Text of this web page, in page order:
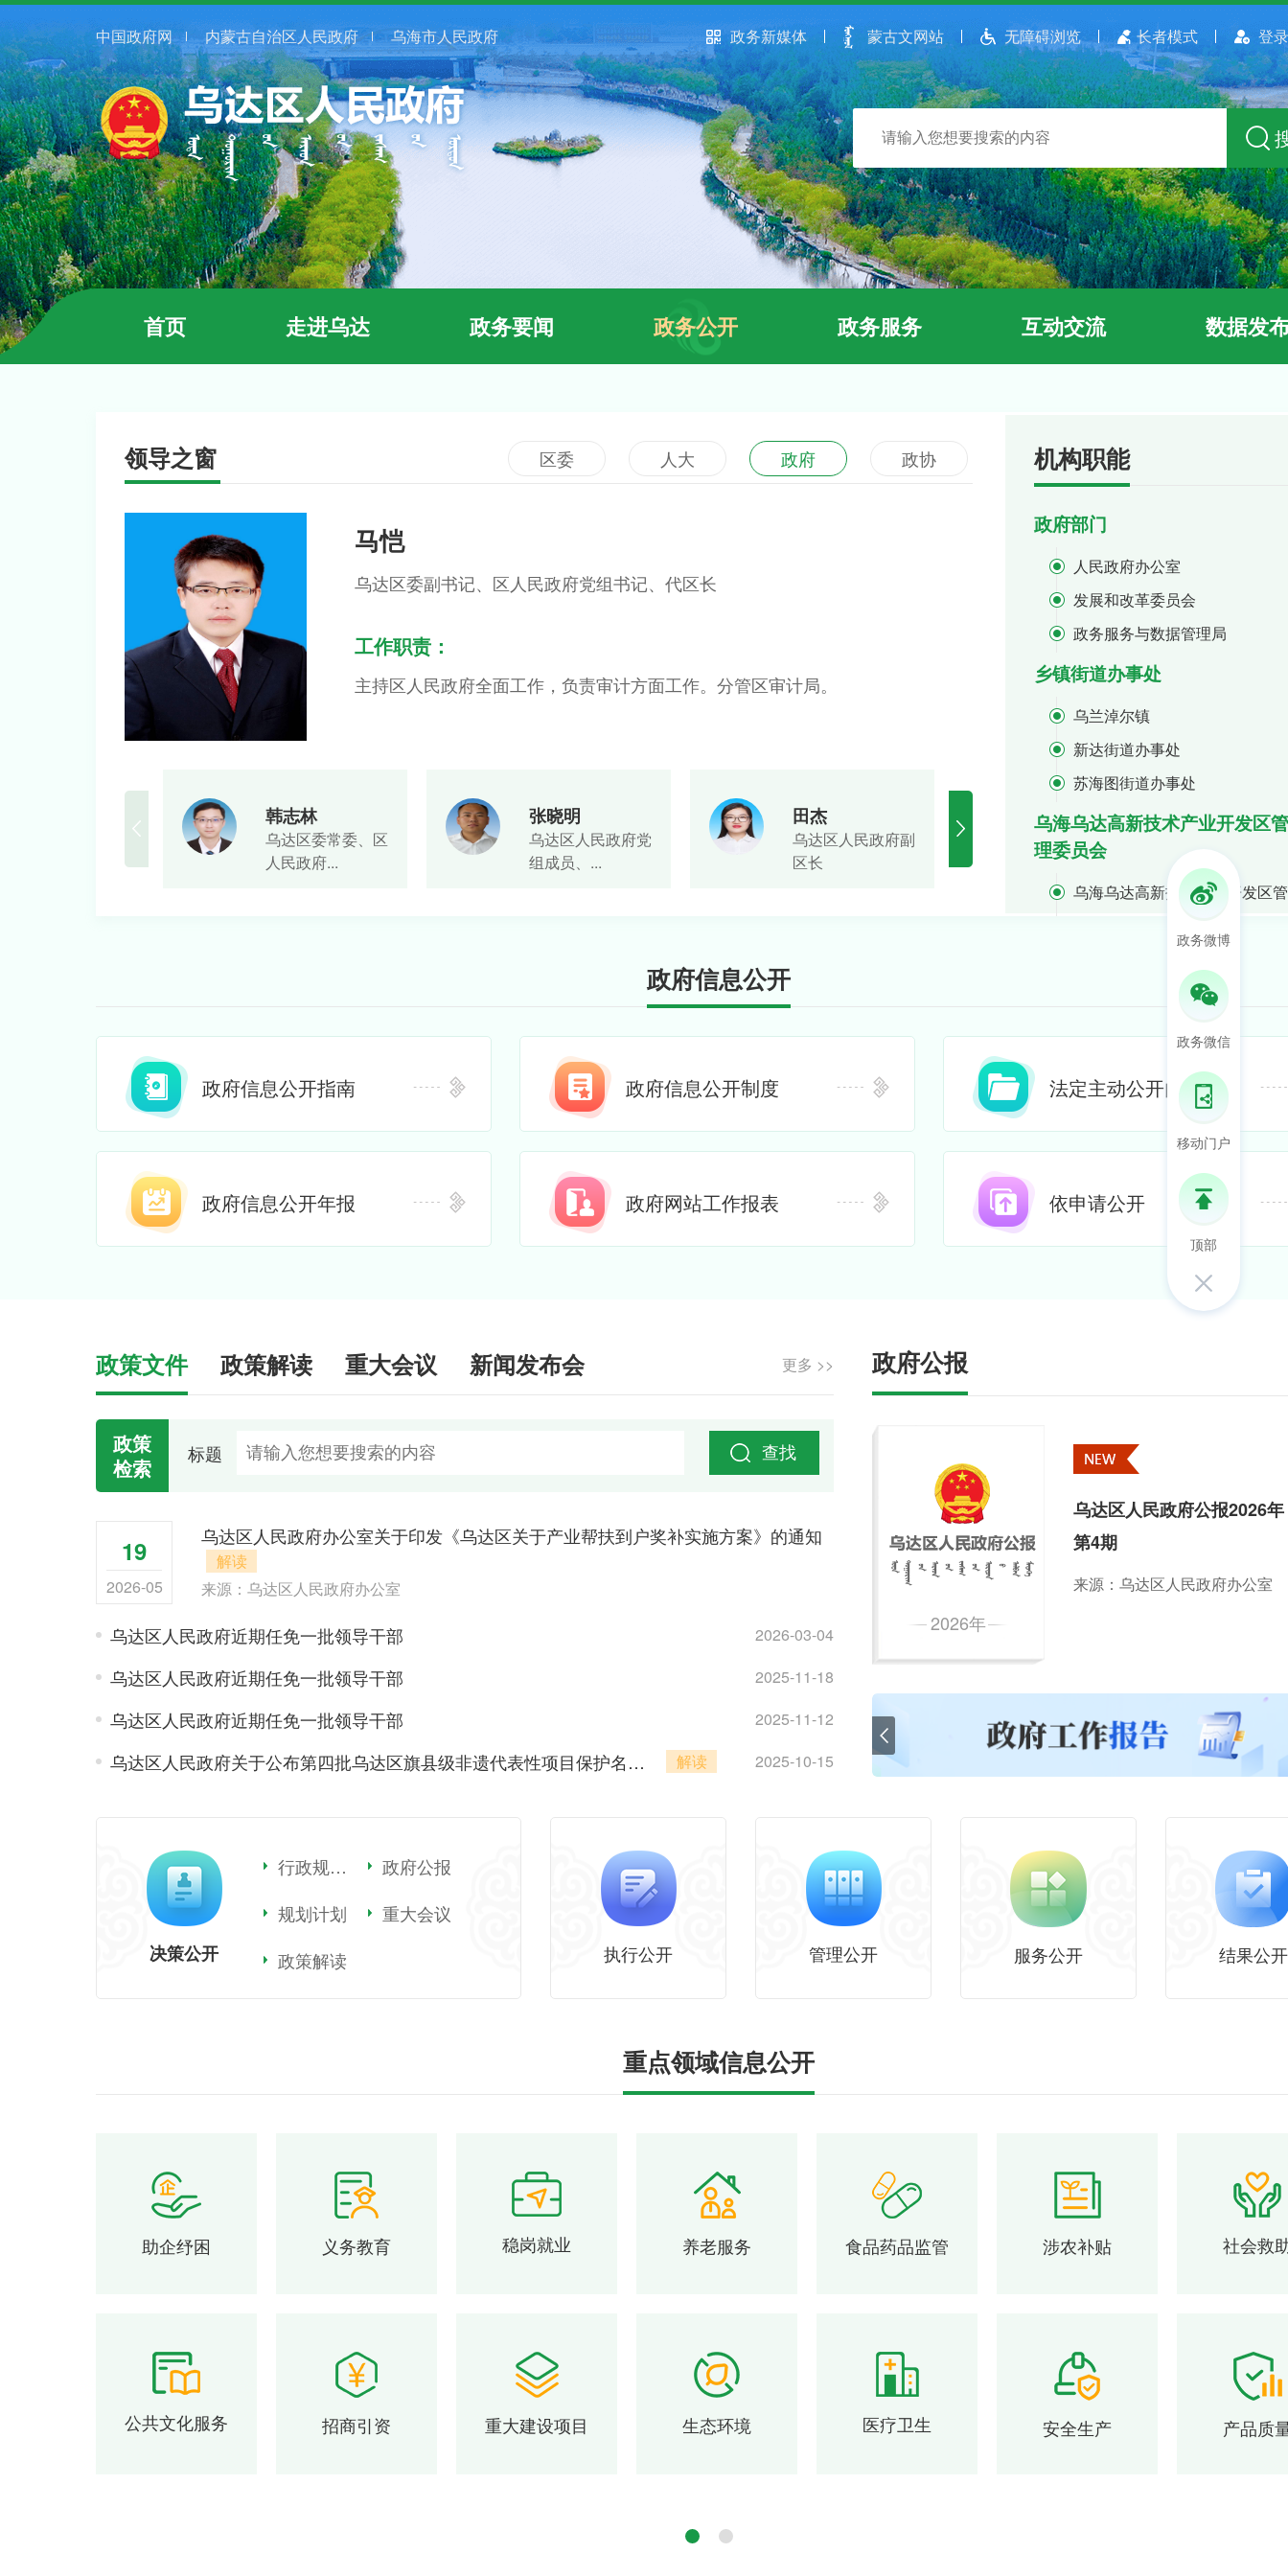
中国政府网 内蒙古自治区人民政府 乌海市人民政府 政务新媒体 蒙古文网站 无障碍浏览 长者模式 登
首页 走进乌达 政务要闻 政务公开 政务服务 互动交流 数据发
领导之窗 区委 人大 政府 政协
刘海宽
乌达区人大常委会
党组成员...
马恺
乌达区委副书记、区人民政府党组书记、代区长
工作职责：
主持区人民政府全面工作，负责审计方面工作。分管区审计局。
韩志林
乌达区委常委、区
人民政府...
张晓明
乌达区人民政府党
组成员、...
田杰
乌达区人民政府副
区长
冯智
乌达区人民政府党
组成员、...
工作职责
高铁男
乌达区政协党组副
机构职能
政府部门
人民政府办公室
发展和改革委员会
政务服务与数据管理局
住房和城乡建设局
司法局
商务局
信访局
城市管理综合执法局
审计局
退役军人事务局
文化旅游体育局
乡镇街道办事处
乌兰淖尔镇
新达街道办事处
苏海图街道办事处
梁家沟街道办事处
五虎山街道办事处
巴音赛街道办事处
三道坎街道办事处
乌海乌达高新技术产业开发区管
理委员会
乌海乌达高新技术产业开发区
政府信息公开
政府信息公开指南 政府信息公开制度 法定主动公开内容
政府信息公开年报 政府网站工作报表 依申请公开
政策文件 政策解读 重大会议 新闻发布会 更多 >>
政策
检索
标题 查找
19
2026-05
乌达区人民政府办公室关于印发《乌达区关于产业帮扶到户奖补实施方案》的通知
解读
来源：乌达区人民政府办公室
乌达区人民政府近期任免一批领导干部 2026-03-04
乌达区人民政府近期任免一批领导干部 2025-11-18
乌达区人民政府近期任免一批领导干部 2025-11-12
乌达区人民政府关于公布第四批乌达区旗县级非遗代表性项目保护名录的通告 解读 2025-10-15
乌达区人民政府办公室关于公布行政规范性文件清理结果的通知 解读 2025-09-30
解读
来源：乌达区退役军人事务局
【视频解读】小“达”云播（视频回放）丨办理卫生许可证
【文字解读】《烈士评定工作办法》
【文字解读】《2026年国家医疗质量安全改进目标》解读
政府公报
2026年
乌达区人民政府公报2026年
第4期
来源：乌达区人民政府办公室
决策公开
行政规范性文件
政府公报
规划计划
重大会议
政策解读
执行公开
财政预决算
管理公开 服务公开 结果公开
重点领域信息公开
助企纾困 义务教育 稳岗就业 养老服务 食品药品监管 涉农补贴 社会救
公共文化服务 招商引资 重大建设项目 生态环境 医疗卫生 安全生产 产品质
政务微博
政务微信
移动门户
顶部